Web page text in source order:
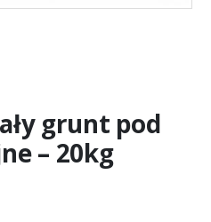
grunt pod
– 20kg